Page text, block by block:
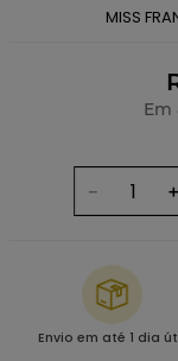
MISS
Em
＋
－
Envio em até 1 dia